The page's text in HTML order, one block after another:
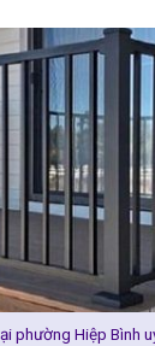
phường Hiệp Bình